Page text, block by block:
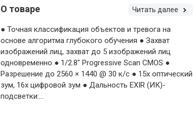
О товаре Читать далее
● Точная классификация объектов и тревога на
основе алгоритма глубокого обучения ● Захват
изображений лиц, захват до 5 изображений лиц
одновременно ● 1/2.8″ Progressive Scan CMOS ●
Разрешение до 2560 × 1440 @ 30 к/с ● 15х оптический
зум, 16х цифровой зум ● Дальность EXIR (ИК)-
подсветки:...